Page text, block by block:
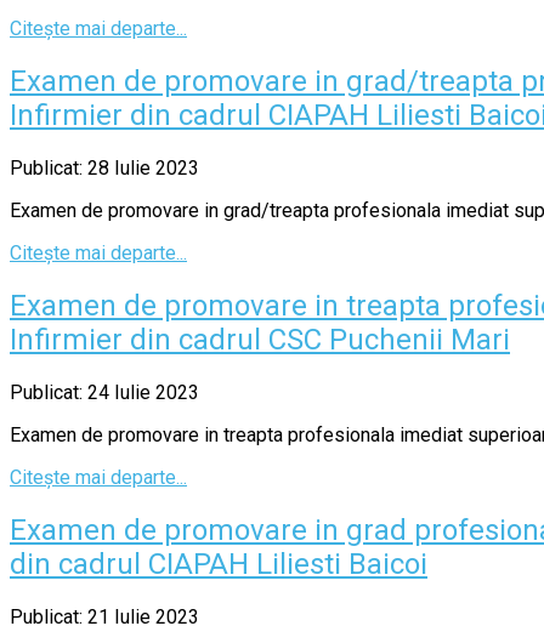
Citește mai departe...
Examen de promovare in grad/treapta
Infirmier din cadrul CIAPAH Liliesti
Publicat: 28 Iulie 2023
Examen de promovare in grad/treapta profesionala imediat
Citește mai departe...
Examen de promovare in treapta
Infirmier din cadrul CSC Puchenii Mari
Publicat: 24 Iulie 2023
Examen de promovare in treapta profesionala imediat
Citește mai departe...
Examen de promovare in grad
din cadrul CIAPAH Liliesti Baicoi
Publicat: 21 Iulie 2023